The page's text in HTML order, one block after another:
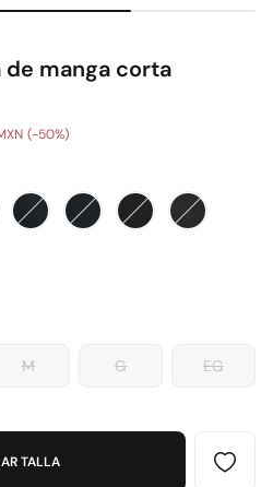
de manga corta
50
M G EG
TALLA